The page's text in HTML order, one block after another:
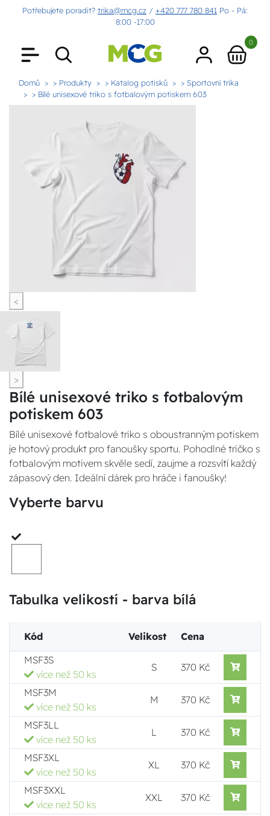
Potřebujete poradit? trika@mcg.cz / +420 777 780 841 Po - Pá:
8:00 -17:00
0
Domů > Produkty > Katalog potisků
> Sportovní trika
> Bílé unisexové triko s fotbalovým potiskem 603
<
>
Bílé unisexové triko s fotbalovým
potiskem 603
Bílé unisexové fotbalové triko s oboustranným potiskem
je hotový produkt pro fanoušky sportu. Pohodlné tričko s
fotbalovým motivem skvěle sedí, zaujme a rozsvítí každý
zápasový den. Ideální dárek pro hráče i fanoušky!
Vyberte barvu
Tabulka velikostí - barva bílá
Kód Velikost
Cena
MSF3S
více než 50 ks
S 370 Kč
MSF3M
více než 50 ks
M 370 Kč
MSF3LL
více než 50 ks
L 370 Kč
MSF3XL
více než 50 ks
XL 370 Kč
MSF3XXL
více než 50 ks
XXL 370 Kč